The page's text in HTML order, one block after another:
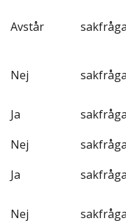
Avstår
Nej
Ja
Nej
Ja
Nej